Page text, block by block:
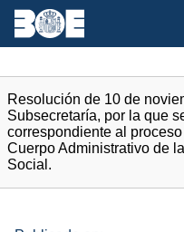
Resolución de 10 de
Subsecretaría, por la que
correspondiente al
Cuerpo Administrativo de
Social.